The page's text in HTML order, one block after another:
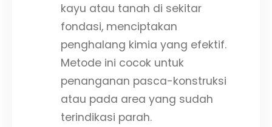
kayu atau tanah di sekitar
fondasi, menciptakan
penghalang kimia yang efektif.
Metode ini cocok untuk
penanganan pasca-konstruksi
atau pada area yang sudah
terindikasi parah.